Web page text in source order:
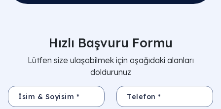
Hızlı Başvuru Formu
Lütfen size ulaşabilmek için aşağıdaki alanları
doldurunuz
İsim & Soyisim * Telefon *